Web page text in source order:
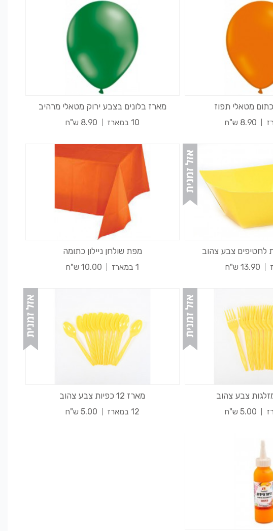
8.90 ש"ח
מארז בלונים בצבע ירוק מטאלי מרהיב
10 במארז 8.90 ש"ח
13.90 ש"ח
מפת שולחן ניילון כתומה
1 במארז 10.00 ש"ח
5.00 ש"ח
מארז 12 כפיות צבע צהוב
12 במארז 5.00 ש"ח